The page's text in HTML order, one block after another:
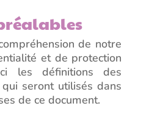
de notre
et de protection
les définitions des
seront utilisés dans
de ce document.